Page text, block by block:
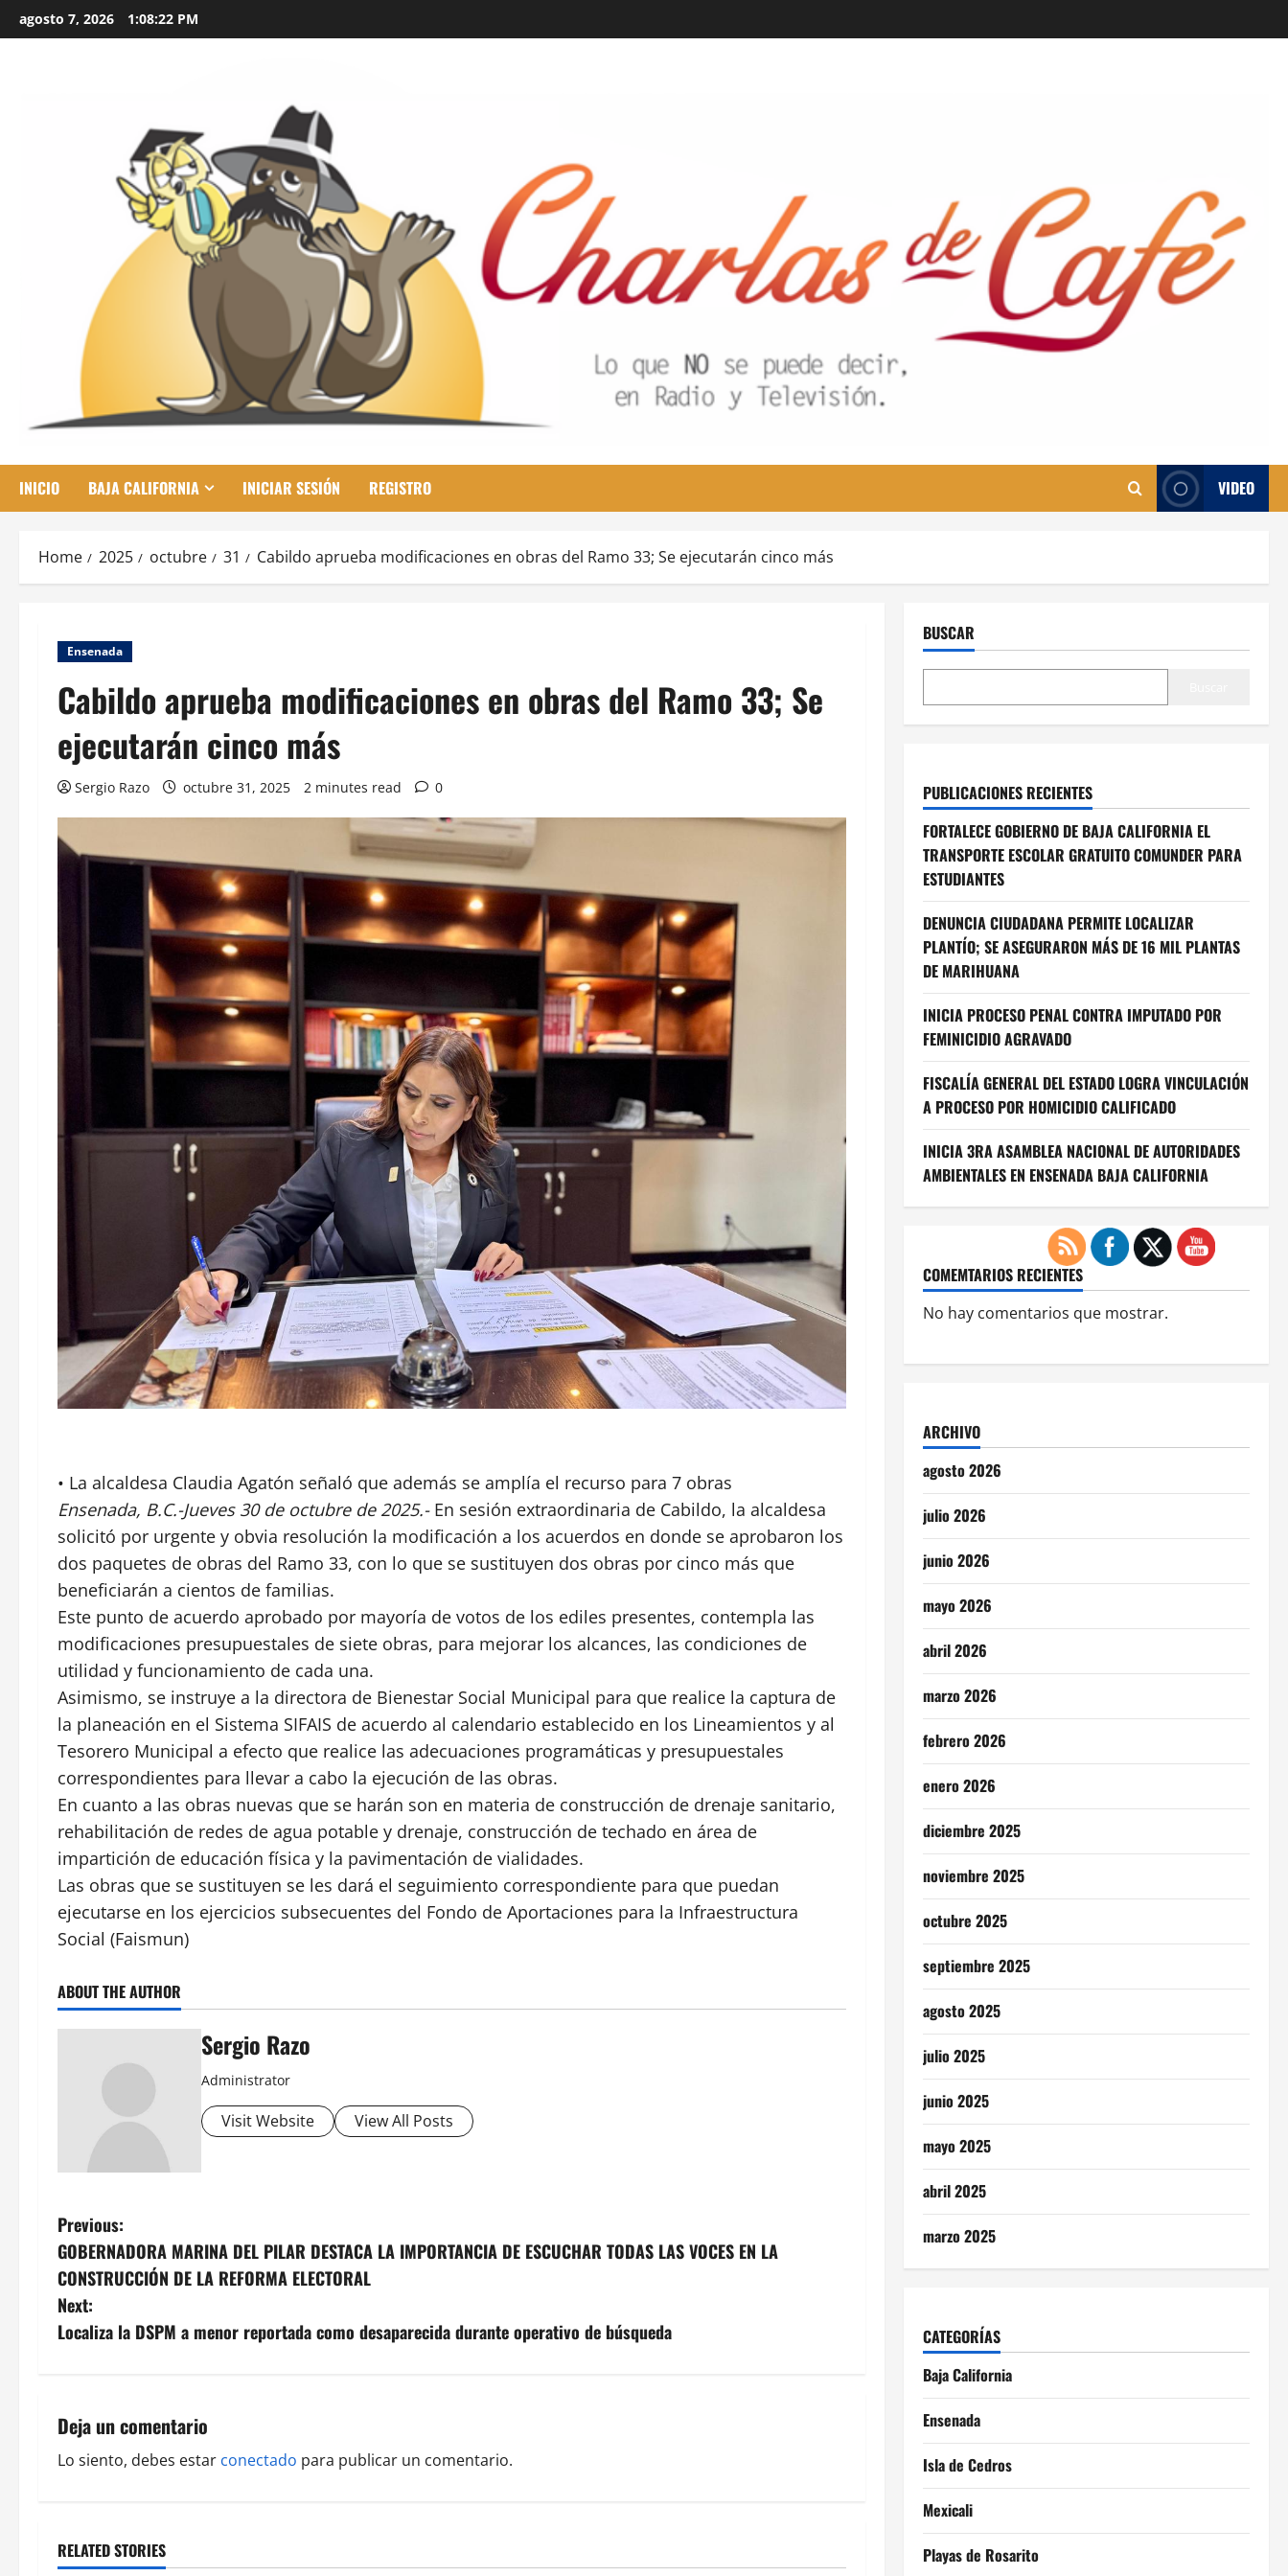
to
agosto 7, 2026 1:08:24 PM
INICIO BAJA CALIFORNIA INICIAR SESIÓN REGISTRO VIDEO
Home 2025 octubre 31 Cabildo aprueba modificaciones en obras del Ramo 33; Se ejecutarán cinco más
Ensenada
Cabildo aprueba modificaciones en obras del Ramo 33; Se
ejecutarán cinco más
Sergio Razo octubre 31, 2025 2 minutes read 0
• La alcaldesa Claudia Agatón señaló que además se amplía el recurso para 7 obras
Ensenada, B.C.-Jueves 30 de octubre de 2025.-En sesión extraordinaria de Cabildo, la alcaldesa
solicitó por urgente y obvia resolución la modificación a los acuerdos en donde se aprobaron los
dos paquetes de obras del Ramo 33, con lo que se sustituyen dos obras por cinco más que
beneficiarán a cientos de familias.
Este punto de acuerdo aprobado por mayoría de votos de los ediles presentes, contempla las
modificaciones presupuestales de siete obras, para mejorar los alcances, las condiciones de
utilidad y funcionamiento de cada una.
Asimismo, se instruye a la directora de Bienestar Social Municipal para que realice la captura de
la planeación en el Sistema SIFAIS de acuerdo al calendario establecido en los Lineamientos y al
Tesorero Municipal a efecto que realice las adecuaciones programáticas y presupuestales
correspondientes para llevar a cabo la ejecución de las obras.
En cuanto a las obras nuevas que se harán son en materia de construcción de drenaje sanitario,
rehabilitación de redes de agua potable y drenaje, construcción de techado en área de
impartición de educación física y la pavimentación de vialidades.
Las obras que se sustituyen se les dará el seguimiento correspondiente para que puedan
ejecutarse en los ejercicios subsecuentes del Fondo de Aportaciones para la Infraestructura
Social (Faismun)
ABOUT THE AUTHOR
Sergio Razo
Administrator
Visit Website View All Posts
P
o
s
t
a
v
g
Previous:
GOBERNADORA MARINA DEL PILAR DESTACA LA IMPORTANCIA DE ESCUCHAR TODAS LAS VOCES EN LA
CONSTRUCCIÓN DE LA REFORMA ELECTORAL
Next:
Localiza la DSPM a menor reportada como desaparecida durante operativo de búsqueda
Deja un comentario
Lo siento, debes estar conectado para publicar un comentario.
RELATED STORIES
BUSCAR
PUBLICACIONES RECIENTES
FORTALECE GOBIERNO DE BAJA CALIFORNIA EL
TRANSPORTE ESCOLAR GRATUITO COMUNDER PARA
ESTUDIANTES
DENUNCIA CIUDADANA PERMITE LOCALIZAR
PLANTÍO; SE ASEGURARON MÁS DE 16 MIL PLANTAS
DE MARIHUANA
INICIA PROCESO PENAL CONTRA IMPUTADO POR
FEMINICIDIO AGRAVADO
FISCALÍA GENERAL DEL ESTADO LOGRA VINCULACIÓN
A PROCESO POR HOMICIDIO CALIFICADO
INICIA 3RA ASAMBLEA NACIONAL DE AUTORIDADES
AMBIENTALES EN ENSENADA BAJA CALIFORNIA
COMEMTARIOS RECIENTES
No hay comentarios que mostrar.
ARCHIVO
agosto 2026
julio 2026
junio 2026
mayo 2026
abril 2026
marzo 2026
febrero 2026
enero 2026
diciembre 2025
noviembre 2025
octubre 2025
septiembre 2025
agosto 2025
julio 2025
junio 2025
mayo 2025
abril 2025
marzo 2025
CATEGORÍAS
Baja California
Ensenada
Isla de Cedros
Mexicali
Playas de Rosarito